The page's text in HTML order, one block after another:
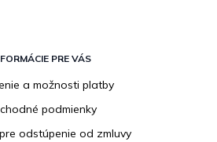
PRE VÁS
a možnosti platby
podmienky
odstúpenie od zmluvy